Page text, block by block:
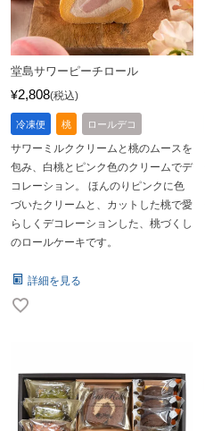
堂島サワーピーチロール
¥2,808 税込
冷凍便 桃 ロールデコ
サワーミルククリームと桃のムースを
包み、白桃とピンク色のクリームでデ
コレーション。 ほんのりピンクに色
づいたクリームと、カットした桃で愛
らしくデコレーションした、桃づくし
のロールケーキです。
詳細を見る